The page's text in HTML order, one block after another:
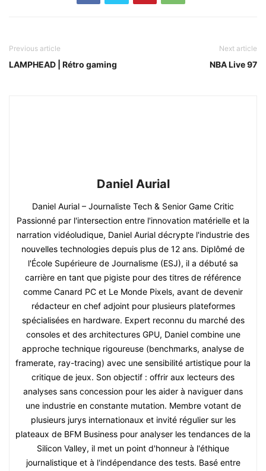
Previous article
LAMPHEAD | Rétro gaming
Next article
NBA Live 97
Daniel Aurial
Daniel Aurial – Journaliste Tech & Senior Game Critic
Passionné par l'intersection entre l'innovation matérielle et la
narration vidéoludique, Daniel Aurial décrypte l'industrie des
nouvelles technologies depuis plus de 12 ans. Diplômé de
l'École Supérieure de Journalisme (ESJ), il a débuté sa
carrière en tant que pigiste pour des titres de référence
comme Canard PC et Le Monde Pixels, avant de devenir
rédacteur en chef adjoint pour plusieurs plateformes
spécialisées en hardware. Expert reconnu du marché des
consoles et des architectures GPU, Daniel combine une
approche technique rigoureuse (benchmarks, analyse de
framerate, ray-tracing) avec une sensibilité artistique pour la
critique de jeux. Son objectif : offrir aux lecteurs des
analyses sans concession pour les aider à naviguer dans
une industrie en constante mutation. Membre votant de
plusieurs jurys internationaux et invité régulier sur les
plateaux de BFM Business pour analyser les tendances de la
Silicon Valley, il met un point d'honneur à l'éthique
journalistique et à l'indépendance des tests. Basé entre